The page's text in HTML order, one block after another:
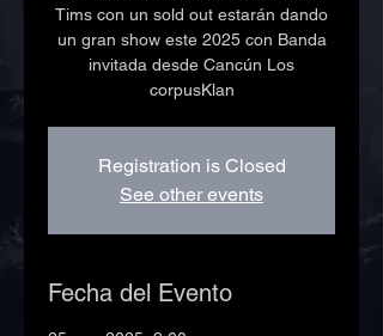
Tims con un sold out estarán dando
un gran show este 2025 con Banda
invitada desde Cancún Los
corpusKlan
Registration is Closed
See other events
Fecha del Evento